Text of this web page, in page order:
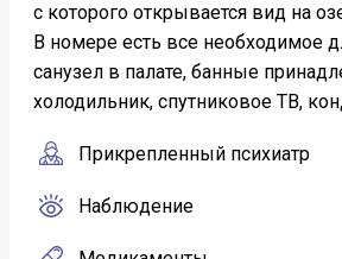
с которого открывается вид на
В номере есть все необходимое
санузел в палате, банные
холодильник, спутниковое ТВ,
Прикрепленный психиатр
Наблюдение